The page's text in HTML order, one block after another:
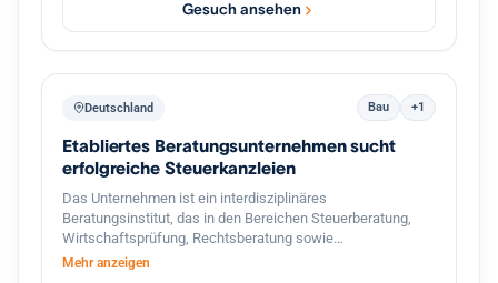
Gesuch ansehen
Deutschland Bau +1
Etabliertes Beratungsunternehmen sucht
erfolgreiche Steuerkanzleien
Das Unternehmen ist ein interdisziplinäres
Beratungsinstitut, das in den Bereichen Steuerberatung,
Wirtschaftsprüfung, Rechtsberatung sowie
betriebswirtschaftliche Unternehmensberatung tätig ist. Es
Mehr anzeigen